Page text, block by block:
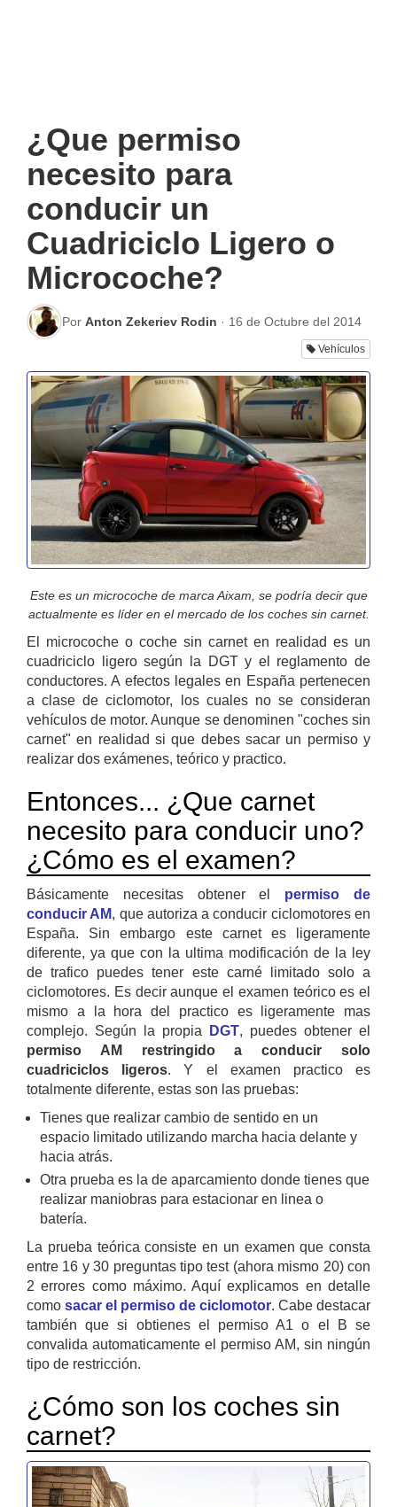
¿Que permiso
necesito para
conducir un
Cuadriciclo Ligero o
Microcoche?
Por Anton Zekeriev Rodin · 16 de Octubre del 2014
Vehículos
Este es un microcoche de marca Aixam, se podría decir que
actualmente es líder en el mercado de los coches sin carnet.
El microcoche o coche sin carnet en realidad es un
cuadriciclo ligero según la DGT y el reglamento de
conductores. A efectos legales en España pertenecen
a clase de ciclomotor, los cuales no se consideran
vehículos de motor. Aunque se denominen "coches sin
carnet" en realidad si que debes sacar un permiso y
realizar dos exámenes, teórico y practico.
Entonces... ¿Que carnet
necesito para conducir uno?
¿Cómo es el examen?
Básicamente necesitas obtener el permiso de
conducir AM, que autoriza a conducir ciclomotores en
España. Sin embargo este carnet es ligeramente
diferente, ya que con la ultima modificación de la ley
de trafico puedes tener este carné limitado solo a
ciclomotores. Es decir aunque el examen teórico es el
mismo a la hora del practico es ligeramente mas
complejo. Según la propia
DGT, puedes obtener el
permiso AM restringido a conducir solo
cuadriciclos ligeros. Y el examen practico es
totalmente diferente, estas son las pruebas:
Tienes que realizar cambio de sentido en un
espacio limitado utilizando marcha hacia delante y
hacia atrás.
Otra prueba es la de aparcamiento donde tienes que
realizar maniobras para estacionar en linea o
batería.
La prueba teórica consiste en un examen que consta
entre 16 y 30 preguntas tipo test (ahora mismo 20) con
2 errores como máximo. Aquí explicamos en detalle
como sacar el permiso de ciclomotor. Cabe destacar
también que si obtienes el permiso A1 o el B se
convalida automaticamente el permiso AM, sin ningún
tipo de restricción.
¿Cómo son los coches sin
carnet?